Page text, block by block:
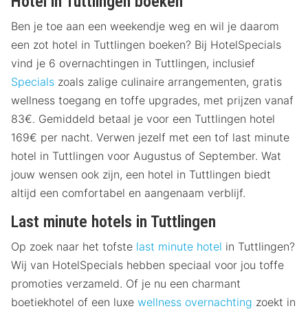
Ben je toe aan een weekendje weg en wil je daarom
een zot hotel in Tuttlingen boeken? Bij HotelSpecials
vind je 6 overnachtingen in Tuttlingen, inclusief
Specials zoals zalige culinaire arrangementen, gratis
wellness toegang en toffe upgrades, met prijzen vanaf
83€. Gemiddeld betaal je voor een Tuttlingen hotel
169€ per nacht. Verwen jezelf met een tof last minute
hotel in Tuttlingen voor Augustus of September. Wat
jouw wensen ook zijn, een hotel in Tuttlingen biedt
altijd een comfortabel en aangenaam verblijf.
Last minute hotels in Tuttlingen
Op zoek naar het tofste last minute hotel in Tuttlingen?
Wij van HotelSpecials hebben speciaal voor jou toffe
promoties verzameld. Of je nu een charmant
boetiekhotel of een luxe wellness overnachting zoekt in